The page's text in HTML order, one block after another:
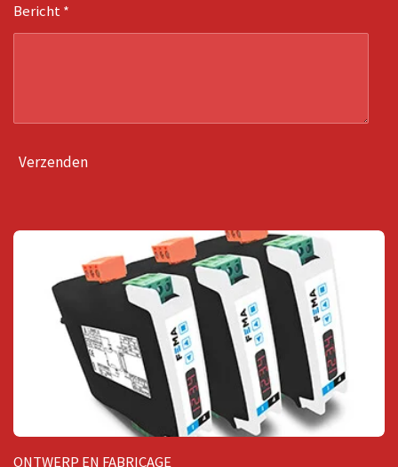
Bericht *
Verzenden
ONTWERP EN FABRICAGE